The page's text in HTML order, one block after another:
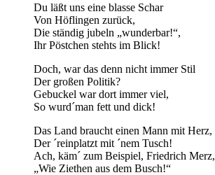
Du läßt uns eine blasse Schar
Von Höflingen zurück,
Die ständig jubeln „wunderbar!“,
Ihr Pöstchen stehts im Blick!
Doch, war das denn nicht immer Stil
Der großen Politik?
Gebuckel war dort immer viel,
So wurd´man fett und dick!
Das Land braucht einen Mann mit Herz,
Der ´reinplatzt mit ´nem Tusch!
Ach, käm´ zum Beispiel, Friedrich Merz,
„Wie Ziethen aus dem Busch!“